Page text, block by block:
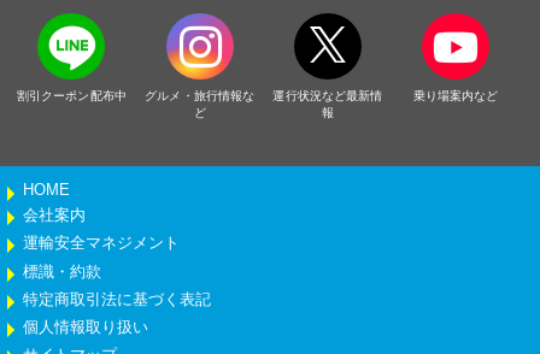
割引クーポン配布中
グルメ・旅行情報な
ど
運行状況など最新情
報
乗り場案内など
HOME
会社案内
運輸安全マネジメント
標識・約款
特定商取引法に基づく表記
個人情報取り扱い